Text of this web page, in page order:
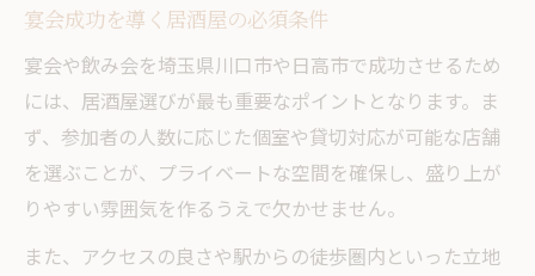
宴会成功を導く居酒屋の必須条件
宴会や飲み会を埼玉県川口市や日高市で成功させるため
には、居酒屋選びが最も重要なポイントとなります。ま
ず、参加者の人数に応じた個室や貸切対応が可能な店舗
を選ぶことが、プライベートな空間を確保し、盛り上が
りやすい雰囲気を作るうえで欠かせません。
また、アクセスの良さや駅からの徒歩圏内といった立地